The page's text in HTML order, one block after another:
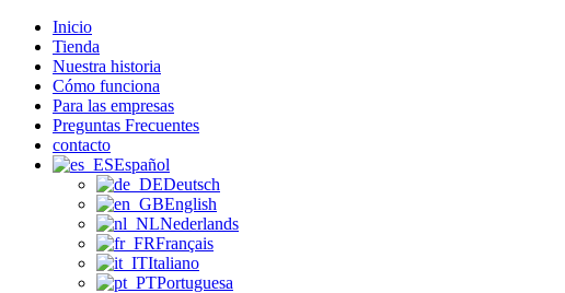
Inicio
Tienda
Nuestra historia
Cómo funciona
Para las empresas
Preguntas Frecuentes
contacto
Español
Deutsch
English
Nederlands
Français
Italiano
Portuguesa